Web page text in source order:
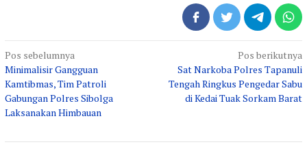
Navigasi
pos
Pos sebelumnya
Minimalisir Gangguan
Kamtibmas, Tim Patroli
Gabungan Polres Sibolga
Laksanakan Himbauan
Pos berikutnya
Sat Narkoba Polres Tapanuli
Tengah Ringkus Pengedar Sabu
di Kedai Tuak Sorkam Barat